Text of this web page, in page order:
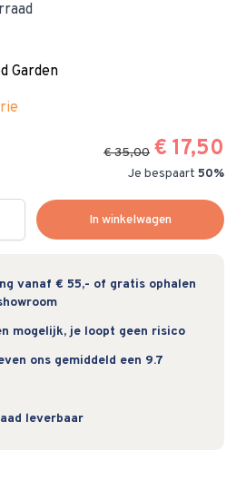
Garden
€ 35,00 € 17,50
Je bespaart 50%
In winkelwagen
vanaf € 55,- of gratis ophalen
mogelijk, je loopt geen risico
ons gemiddeld een 9.7
leverbaar